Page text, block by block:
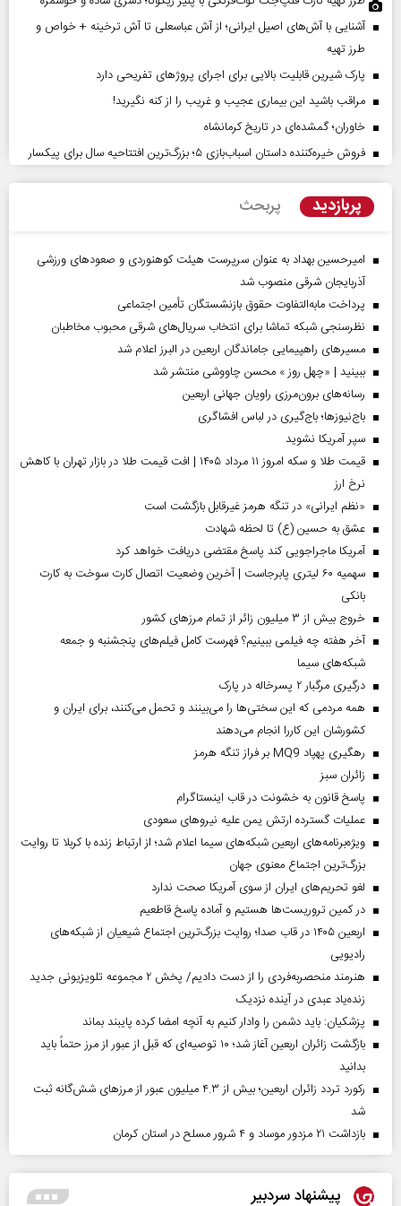
آشنایی با آش‌های اصیل ایرانی؛ از آش عباسعلی تا آش ترخینه + خواص و
طرز تهیه
پارک شیرین قابلیت‌ بالایی برای اجرای پروژهای تفریحی دارد
مراقب باشید این بیماری عجیب و غریب را از کنه نگیرید!
خاوران؛ گمشده‌ای در تاریخ کرمانشاه
فروش خیره‌کننده داستان اسباب‌بازی ۵؛ بزرگ‌ترین افتتاحیه سال برای پیکسار
پربازدید پربحث
امیرحسین بهداد به عنوان سرپرست هیئت کوهنوردی و صعودهای ورزشی
آذربایجان شرقی منصوب شد
پرداخت مابه‌التفاوت حقوق بازنشستگان تأمین اجتماعی
نظرسنجی شبکه تماشا برای انتخاب سریال‌های شرقی محبوب مخاطبان
مسیر‌های راهپیمایی جاماندگان اربعین در البرز اعلام شد
ببینید | «چهل روز » محسن چاووشی منتشر شد
رسانه‌های برون‌مرزی راویان جهانی اربعین
باج‌نیوزها؛ باج‌گیری در لباس افشاگری
سپر آمریکا نشوید
قیمت طلا و سکه امروز ۱۱ مرداد ۱۴۰۵ | افت قیمت طلا در بازار تهران با کاهش
نرخ ارز
«نظم ایرانی» در تنگه هرمز غیرقابل بازگشت است
عشق به حسین (ع) تا لحظه شهادت
آمریکا ماجراجویی کند پاسخ مقتضی دریافت خواهد کرد
سهمیه ۶۰ لیتری پابرجاست | آخرین وضعیت اتصال کارت سوخت به کارت
بانکی
خروج بیش از ۳ میلیون زائر از تمام مرز‌های کشور
آخر هفته چه فیلمی ببینیم؟ فهرست کامل فیلم‌های پنجشنبه و جمعه
شبکه‌های سیما
درگیری مرگبار ۲ پسرخاله در پارک
همه مردمی که این سختی‌ها را می‌بینند و تحمل می‌کنند، برای ایران و
کشورشان این کاررا انجام می‌دهند
رهگیری پهپاد MQ9 بر فراز تنگه هرمز
‌زائران سبز
پاسخ قانون به خشونت در قاب اینستاگرام
عملیات گسترده ارتش یمن علیه نیروهای سعودی
ویژه‌برنامه‌های اربعین شبکه‌های سیما اعلام شد؛ از ارتباط زنده با کربلا تا روایت
بزرگ‌ترین اجتماع معنوی جهان
لغو تحریم‌های ایران از سوی آمریکا صحت ندارد
در کمین تروریست‌ها هستیم و آماده پاسخ قاطعیم
اربعین ۱۴۰۵ در قاب صدا؛ روایت بزرگ‌ترین اجتماع شیعیان از شبکه‌های
رادیویی
هنرمند منحصر‌به‌فردی را از دست دادیم/ پخش ۲ مجموعه تلویزیونی جدید
زنده‌یاد عبدی در آینده نزدیک
پزشکیان: باید دشمن را وادار کنیم به آنچه امضا کرده پایبند بماند
بازگشت زائران اربعین آغاز شد؛ ۱۰ توصیه‌ای که قبل از عبور از مرز حتماً باید
بدانید
رکورد تردد زائران اربعین؛ بیش از ۴.۳ میلیون عبور از مرزهای شش‌گانه ثبت
شد
بازداشت ۲۱ مزدور موساد و ۴ شرور مسلح در استان کرمان
پیشنهاد سردبیر